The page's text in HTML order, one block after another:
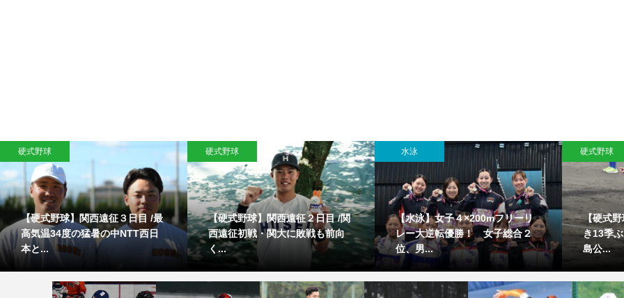
硬式野球
【硬式野球】関西遠征３日目 /最
高気温34度の猛暑の中NTT西日
本と...
硬式野球
【硬式野球】関西遠征２日目 /関
西遠征初戦・関大に敗戦も前向
く...
水泳
【水泳】女子４×200mフリーリ
レー大逆転優勝！ 女子総合２
位、男...
硬式野球
【硬式
き13季
島公...